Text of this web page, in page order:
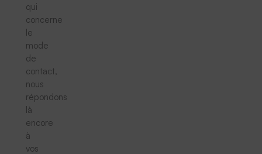
qui
concerne
le
mode
de
contact,
nous
répondons
là
encore
à
vos